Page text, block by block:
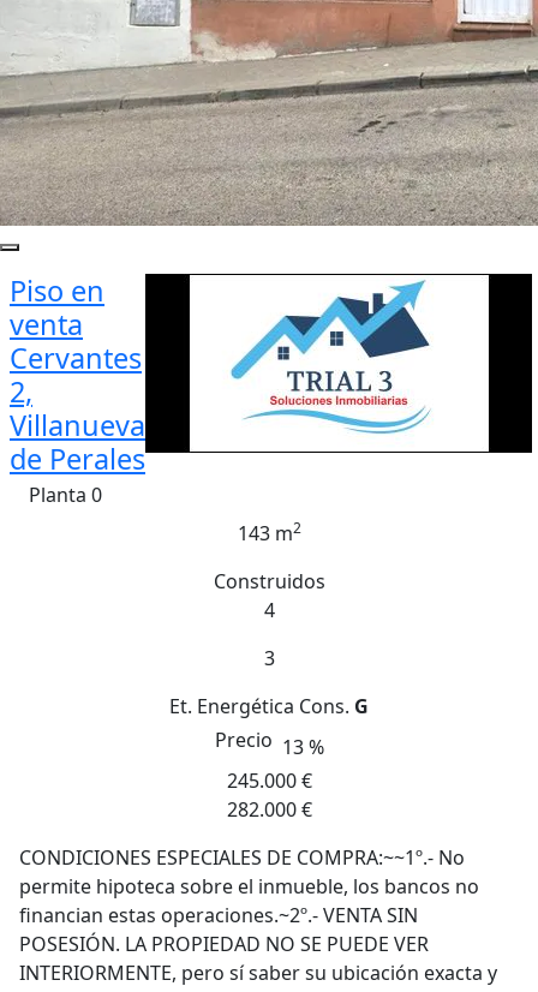
Piso en
venta
Cervantes
2,
Villanueva
de Perales
Planta 0
143 m2
Construidos
4
3
Et. Energética Cons. G
Precio 13 %
245.000 €
282.000 €
CONDICIONES ESPECIALES DE COMPRA:~~1º.- No
permite hipoteca sobre el inmueble, los bancos no
financian estas operaciones.~2º.- VENTA SIN
POSESIÓN. LA PROPIEDAD NO SE PUEDE VER
INTERIORMENTE, pero sí saber su ubicación exacta y